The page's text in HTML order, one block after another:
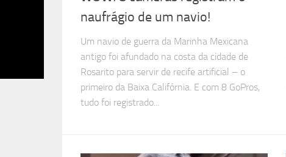
naufrágio de um navio!
Um navio de guerra da Marinha Mexicana
antigo foi afundado na costa da cidade de
Rosarito para servir de recife artificial – o
primeiro da Baixa Califórnia. E com 8 GoPros,
tudo foi registrado...